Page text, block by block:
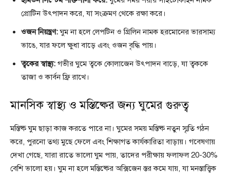
প্রোটিন উৎপাদন করে, যা সংক্রমণ থেকে রক্ষা করে।
ওজন নিয়ন্ত্রণ:ঘুম না হলে লেপটিন ও গ্রিলিন নামক হরমোনের ভারসাম্য
ভাঙে, যার ফলে ক্ষুধা বাড়ে এবং ওজন বৃদ্ধি পায়।
ত্বকের স্বাস্থ্য: গভীর ঘুমে ত্বকে কোলাজেন উৎপাদন বাড়ে, যা ত্বককে
তাজা ও কার্বন ফ্রি রাখে।
মানসিক স্বাস্থ্য ও মস্তিষ্কের জন্য ঘুমের গুরুত্ব
মস্তিষ্ক ঘুম ছাড়া কাজ করতে পারে না। ঘুমের সময় মস্তিষ্ক নতুন স্মৃতি গঠন
করে, পুরনো তথ্য মুছে ফেলে এবং শিক্ষাগত কার্যকারিতা বাড়ায়। গবেষণায়
দেখা গেছে, যারা রাতে ভালো ঘুম পায়, তাদের পরীক্ষায় ফলাফল 20-30%
বেশি ভালো হয়। ঘুম না হলে মস্তিষ্কের অক্সিজেন স্তর কমে যায়, যা মনস্তাত্ত্বিক